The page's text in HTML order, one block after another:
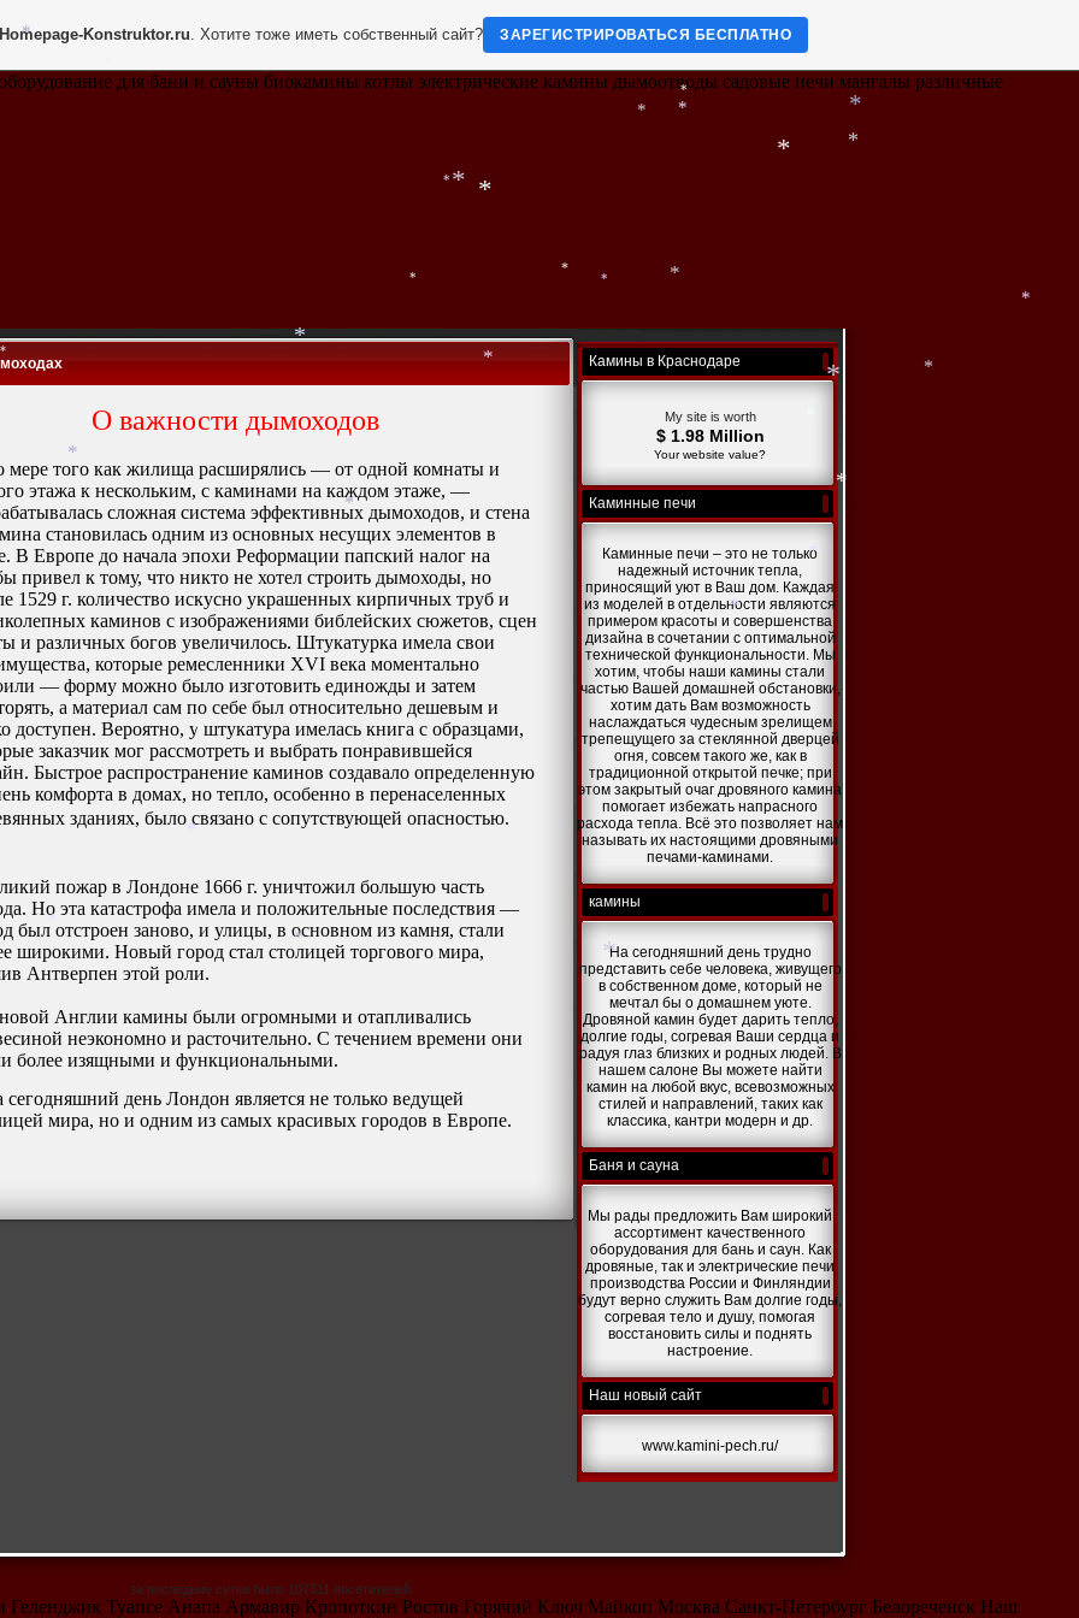
для бани и сауны биокамины котлы электрические камины дымоотводы садовые печи мангалы различные
О важности дымоходов
того как жилища расширялись — от одной комнаты и
этажа к нескольким, с каминами на каждом этаже, —
сложная система эффективных дымоходов, и стена
становилась одним из основных несущих элементов в
В Европе до начала эпохи Реформации папский налог на
привел к тому, что никто не хотел строить дымоходы, но
1529 г. количество искусно украшенных кирпичных труб и
каминов с изображениями библейских сюжетов, сцен
и различных богов увеличилось. Штукатурка имела свои
которые ремесленники XVI века моментально
— форму можно было изготовить единожды и затем
а материал сам по себе был относительно дешевым и
доступен. Вероятно, у штукатура имелась книга с образцами,
заказчик мог рассмотреть и выбрать понравившейся
Быстрое распространение каминов создавало определенную
комфорта в домах, но тепло, особенно в перенаселенных
зданиях, было связано с сопутствующей опасностью.
пожар в Лондоне 1666 г. уничтожил большую часть
Но эта катастрофа имела и положительные последствия —
был отстроен заново, и улицы, в основном из камня, стали
широкими. Новый город стал столицей торгового мира,
Антверпен этой роли.
Англии камины были огромными и отапливались
неэкономно и расточительно. С течением времени они
более изящными и функциональными.
день Лондон является не только ведущей
мира, но и одним из самых красивых городов в Европе.
Камины в Краснодаре
My site is worth
$ 1.98 Million
Your website value?
Каминные печи
Каминные печи – это не только
надежный источник тепла,
приносящий уют в Ваш дом. Каждая
из моделей в отдельности являются
примером красоты и совершенства
дизайна в сочетании с оптимальной
технической функциональности. Мы
хотим, чтобы наши камины стали
частью Вашей домашней обстановки,
хотим дать Вам возможность
наслаждаться чудесным зрелищем
трепещущего за стеклянной дверцей
огня, совсем такого же, как в
традиционной открытой печке; при
этом закрытый очаг дровяного камина
помогает избежать напрасного
расхода тепла. Всё это позволяет нам
называть их настоящими дровяными
печами-каминами.
камины
На сегодняшний день трудно
представить себе человека, живущего
в собственном доме, который не
мечтал бы о домашнем уюте.
Дровяной камин будет дарить тепло,
долгие годы, согревая Ваши сердца и
радуя глаз близких и родных людей. В
нашем салоне Вы можете найти
камин на любой вкус, всевозможных
стилей и направлений, таких как
классика, кантри модерн и др.
Баня и сауна
Мы рады предложить Вам широкий
ассортимент качественного
оборудования для бань и саун. Как
дровяные, так и электрические печи
производства России и Финляндии
будут верно служить Вам долгие годы,
согревая тело и душу, помогая
восстановить силы и поднять
настроение.
Наш новый сайт
www.kamini-pech.ru/
за последние сутки было 107311 посетителей
Туапсе Анапа Армавир Кропоткин Ростов Горячий Ключ Майкоп Москва Санкт-Петербург Белореченск Наш
Homepage-Konstruktor.ru. Хотите тоже иметь собственный сайт? ЗАРЕГИСТРИРОВАТЬСЯ БЕСПЛАТНО
*
*
*
*
*
*
*
*
*